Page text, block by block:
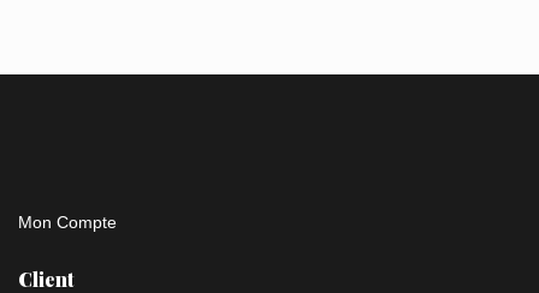
Mon Compte
Client